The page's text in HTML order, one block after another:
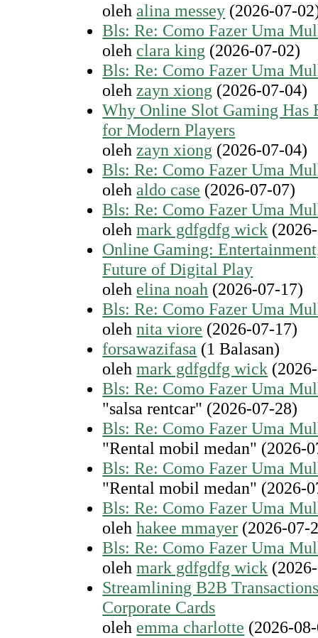
oleh alina messey (2026-07-
Bls: Re: Como Fazer Uma
oleh clara king (2026-07-02)
Bls: Re: Como Fazer Uma
oleh zayn xiong (2026-07-04)
Why Online Slot Gaming Has
for Modern Players
oleh zayn xiong (2026-07-04)
Bls: Re: Como Fazer Uma
oleh aldo case (2026-07-07)
Bls: Re: Como Fazer Uma
olehmark gdfgdfg wick
Online Gaming:
Future of Digital Play
oleh elina noah (2026-07-17)
Bls: Re: Como Fazer Uma
olehnita viore (2026-07-17)
forsawazifasa (1 Balasan)
olehmark gdfgdfg wick
Bls: Re: Como Fazer Uma
"salsa rentcar" (2026-07-28)
Bls: Re: Como Fazer Uma
"Rental mobil medan" (2026-
Bls: Re: Como Fazer Uma
"Rental mobil medan" (2026-
Bls: Re: Como Fazer Uma
olehhakee mmayer (2026-07-
Bls: Re: Como Fazer Uma
olehmark gdfgdfg wick
Streamlining B2B
Corporate Cards
oleh emma charlotte (2026-